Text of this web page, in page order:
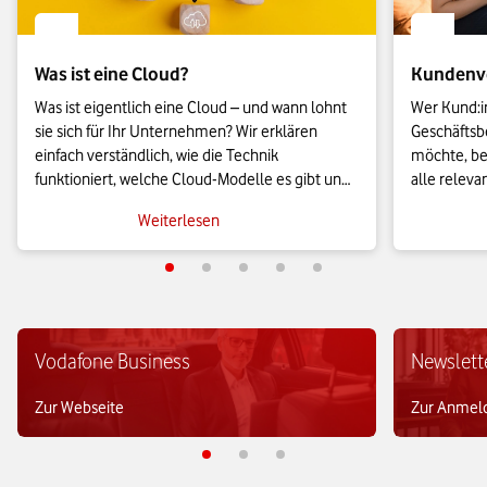
Was ist eine Cloud?
Was ist eigentlich eine Cloud – und wann lohnt
sie sich für Ihr Unternehmen? Wir erklären
einfach verständlich, wie die Technik
funktioniert, welche Cloud-Modelle es gibt und
Weiterlesen
Wer
möchte,
alle
In diesem
welche
Vodafone Business
Zur Webseite Zur